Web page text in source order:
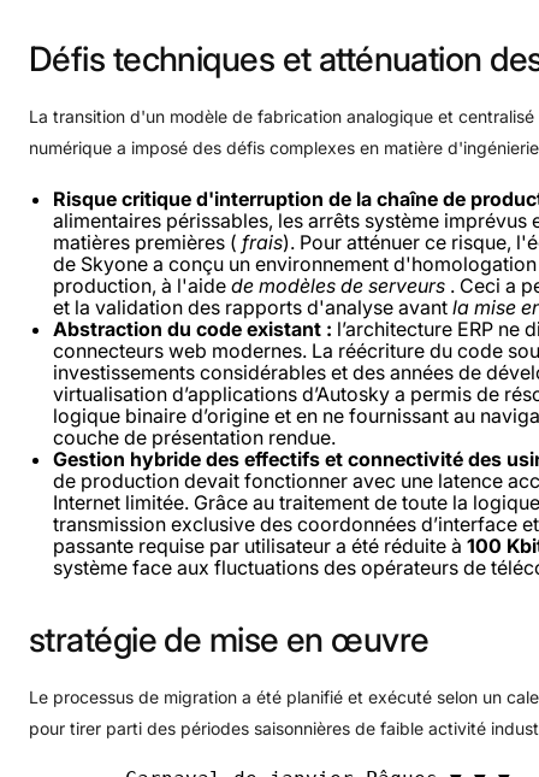
Défis techniques et atténuation
La transition d'un modèle de fabrication analogique et
numérique a imposé des défis complexes en matière
Risque critique d'interruption de la chaîne de
alimentaires périssables, les arrêts système imprévus
matières premières ( frais). Pour atténuer ce risque,
de Skyone a conçu un environnement
production, à l'aide de modèles de serveurs . Ceci a
et la validation des rapports d'analyse avant la mise
Abstraction du code existant : l’architecture ERP ne
connecteurs web modernes. La réécriture du code
investissements considérables et des années de
virtualisation d’applications d’Autosky a permis de
logique binaire d’origine et en ne fournissant au
couche de présentation rendue.
Gestion hybride des effectifs et connectivité des
de production devait fonctionner avec une latence
Internet limitée. Grâce au traitement de toute la
transmission exclusive des coordonnées d’interface
passante requise par utilisateur a été réduite à 100
système face aux fluctuations des opérateurs de
stratégie de mise en œuvre
Le processus de migration a été planifié et exécuté selon un
pour tirer parti des périodes saisonnières de faible activité